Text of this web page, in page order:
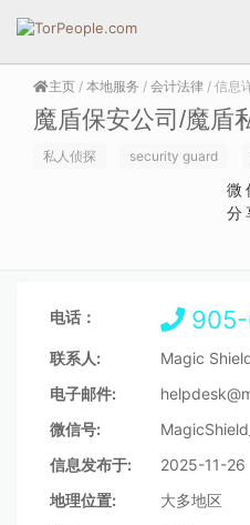
主页 / 本地服务 / 会计法律 / 信息
魔盾保安公司/魔盾
私人侦探 security guard
微
分
电话： 905-
联系人:
Magic
电子邮件:
微信号:
信息发布于:
2025-11-26
地理位置:
大多地区